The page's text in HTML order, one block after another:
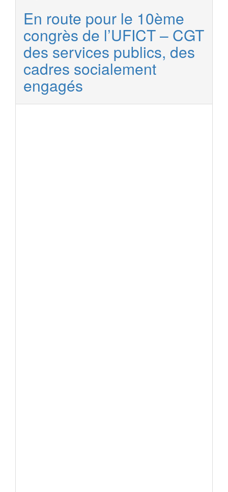
En route pour le 10ème
congrès de l’UFICT – CGT
des services publics, des
cadres socialement
engagés